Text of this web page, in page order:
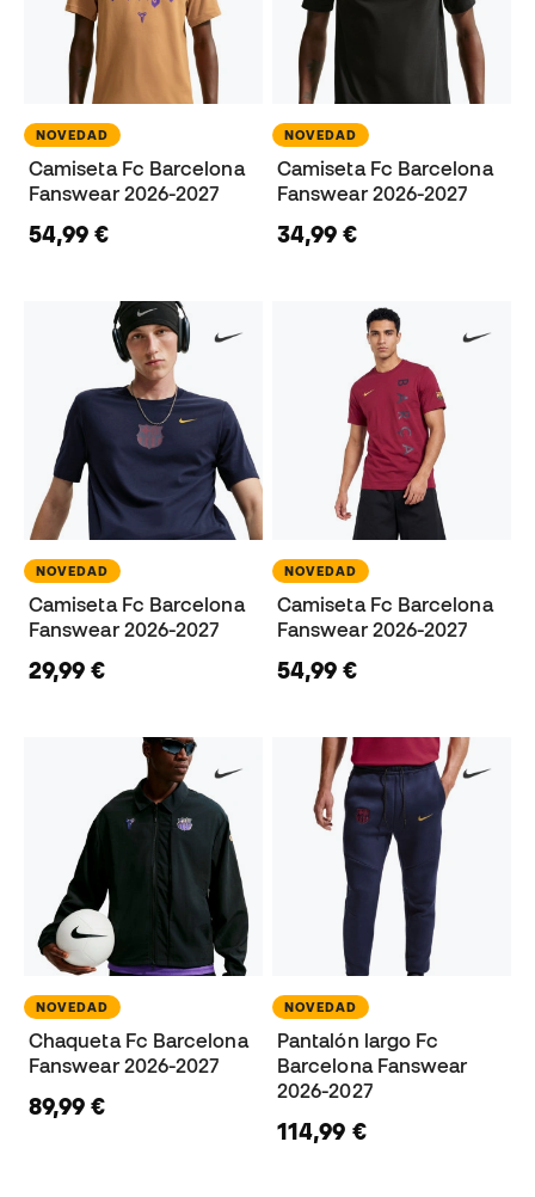
NOVEDAD
Camiseta Fc Barcelona
Fanswear 2026-2027
54,99 €
NOVEDAD
Camiseta Fc Barcelona
Fanswear 2026-2027
34,99 €
NOVEDAD
Camiseta Fc Barcelona
Fanswear 2026-2027
29,99 €
NOVEDAD
Camiseta Fc Barcelona
Fanswear 2026-2027
54,99 €
NOVEDAD
Chaqueta Fc Barcelona
Fanswear 2026-2027
89,99 €
NOVEDAD
Pantalón largo Fc
Barcelona Fanswear
2026-2027
114,99 €